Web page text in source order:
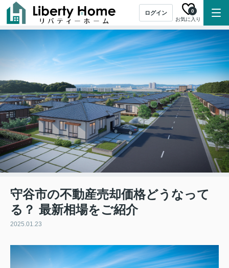
ログイン
お気に入り
0
守谷市の不動産売却価格どうなって
る？ 最新相場をご紹介
2025.01.23